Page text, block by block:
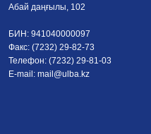
Абай даңғылы, 102
БИН: 941040000097
Факс: (7232) 29-82-73
Телефон: (7232) 29-81-03
E-mail: mail@ulba.kz